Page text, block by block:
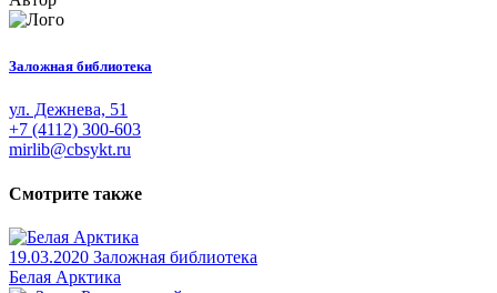
Заложная библиотека
ул. Дежнева, 51
+7 (4112) 300-603
mirlib@cbsykt.ru
Смотрите также
19.03.2020 Заложная библиотека
Белая Арктика